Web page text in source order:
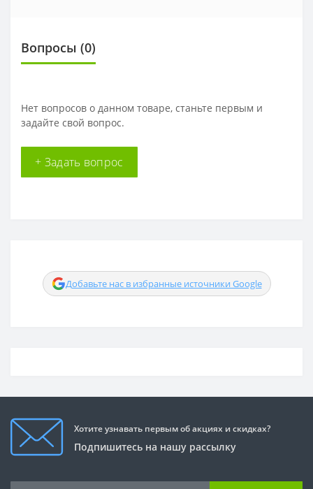
Вопросы (0)
Нет вопросов о данном товаре, станьте первым и
задайте свой вопрос.
+ Задать вопрос
Добавьте нас в избранные источники Google
Хотите узнавать первым об акциях и скидках?
Подпишитесь на нашу рассылку